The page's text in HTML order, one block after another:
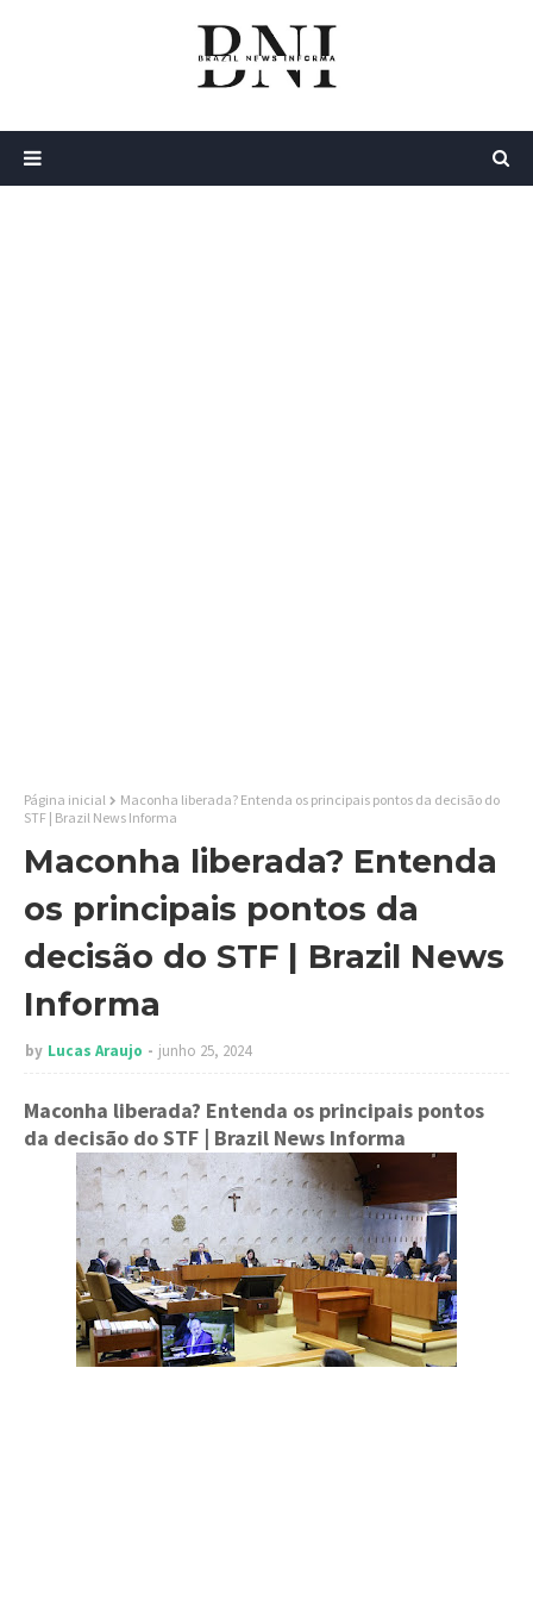
Página inicial
Maconha liberada? Entenda os principais pontos da decisão do
STF | Brazil News Informa
Maconha liberada? Entenda
os principais pontos da
decisão do STF | Brazil News
Informa
by Lucas Araujo junho 25, 2024
Maconha liberada? Entenda os principais pontos
da decisão do STF | Brazil News Informa